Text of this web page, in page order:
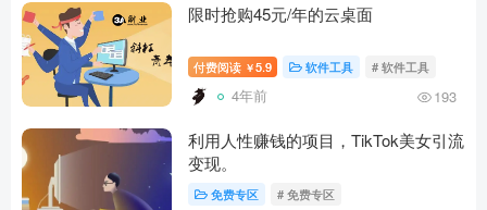
限时抢购45元/年的云桌面
付费阅读 ￥5.9 软件工具 # 软件工具
4年前 193
利用人性赚钱的项目，TikTok美女引流
变现。
免费专区 # 免费专区